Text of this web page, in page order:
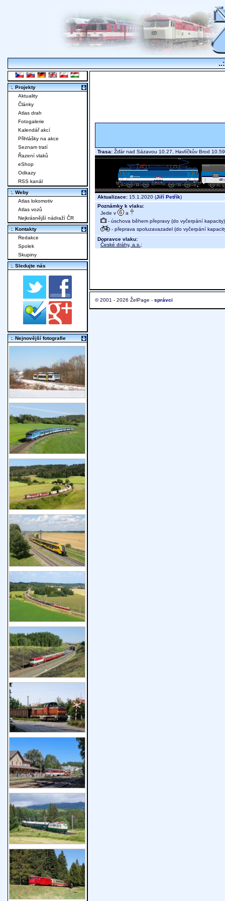
Trasa: Žďár nad Sázavou 10.27, Havlíčkův Brod
Aktualizace: 15.1.2020 (Jiří Petřík)
Poznámky k vlaku:
Jede v
a
- úschova během přepravy (do vyčerpání kapacity)
- přeprava spoluzavazadel (do vyčerpání
Dopravce vlaku:
České dráhy, a.s. ;
© 2001 - 2026 ŽelPage - správci
:. Projekty
Aktuality
Články
Atlas drah
Fotogalerie
Kalendář akcí
Přihlášky na akce
Seznam tratí
Řazení vlaků
eShop
Odkazy
RSS kanál
:. Weby
Atlas lokomotiv
Atlas vozů
Nejkrásnější nádraží ČR
:. Kontakty
Redakce
Spolek
Skupiny
:. Sledujte nás
:. Nejnovější fotografie